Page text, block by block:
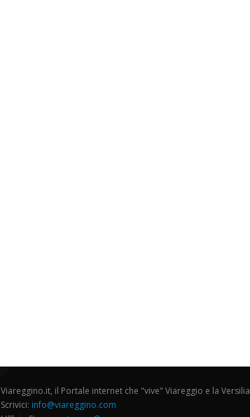
Viareggino.it, il Portale internet che "vive" Viareggio e la Versilia
Scrivici: info@viareggino.com